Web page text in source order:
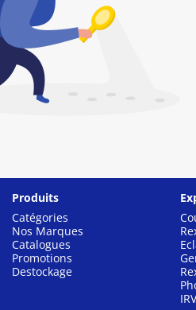
Produits
Catégories
Nos Marques
Catalogues
Promotions
Destockage